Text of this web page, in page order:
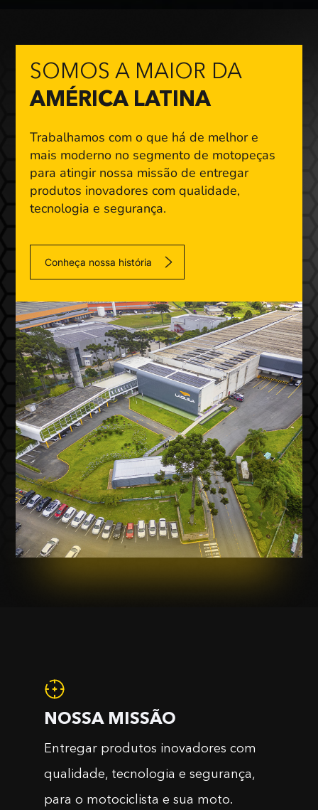
SOMOS A MAIOR DA
AMÉRICA LATINA
Trabalhamos com o que há de melhor e
mais moderno no segmento de motopeças
para atingir nossa missão de entregar
produtos inovadores com qualidade,
tecnologia e segurança.
Conheça nossa história
NOSSA MISSÃO
Entregar produtos inovadores com
qualidade, tecnologia e segurança,
para o motociclista e sua moto.